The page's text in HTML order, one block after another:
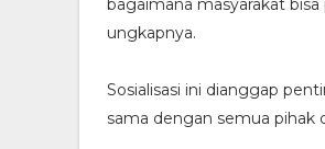
bagaimana masyarakat
ungkapnya.
Sosialisasi ini dianggap
sama dengan semua pihak